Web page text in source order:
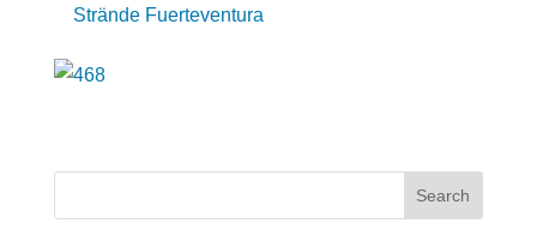
Strände Fuerteventura
Search